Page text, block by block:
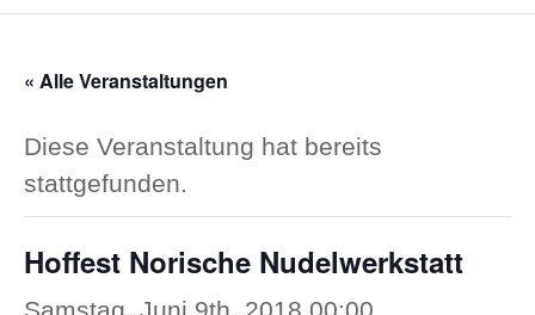
« Alle Veranstaltungen
Diese Veranstaltung hat bereits
stattgefunden.
Hoffest Norische Nudelwerkstatt